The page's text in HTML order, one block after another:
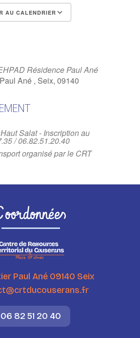
AU CALENDRIER
Résidence Paul Ané
Ané , Seix, 09140
Salat - Inscription au
/ 06.82.51.20.40
organisé par le CRT
Paul Ané 09140 Seix
06 82 51 20 40